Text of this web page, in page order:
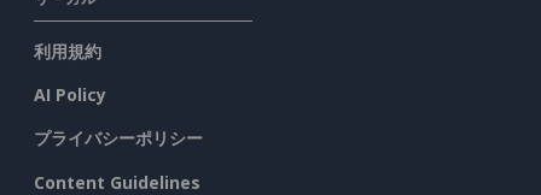
利用規約
AI Policy
プライバシーポリシー
Content Guidelines